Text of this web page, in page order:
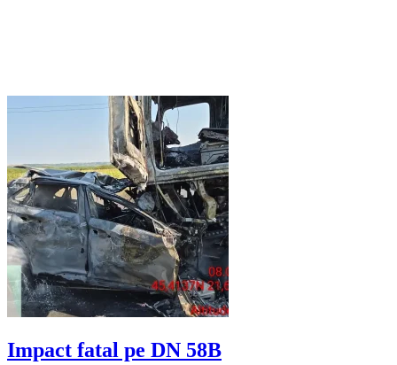
Impact fatal pe DN 58B